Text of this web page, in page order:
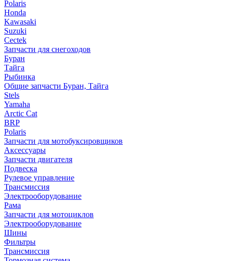
Polaris
Honda
Kawasaki
Suzuki
Cectek
Запчасти для снегоходов
Буран
Тайга
Рыбинка
Общие запчасти Буран, Тайга
Stels
Yamaha
Arctic Cat
BRP
Polaris
Запчасти для мотобуксировщиков
Аксессуары
Запчасти двигателя
Подвеска
Рулевое управление
Трансмиссия
Электрооборудование
Рама
Запчасти для мотоциклов
Электрооборудование
Шины
Фильтры
Трансмиссия